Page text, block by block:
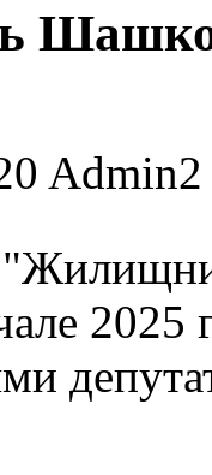
Admin2
2025